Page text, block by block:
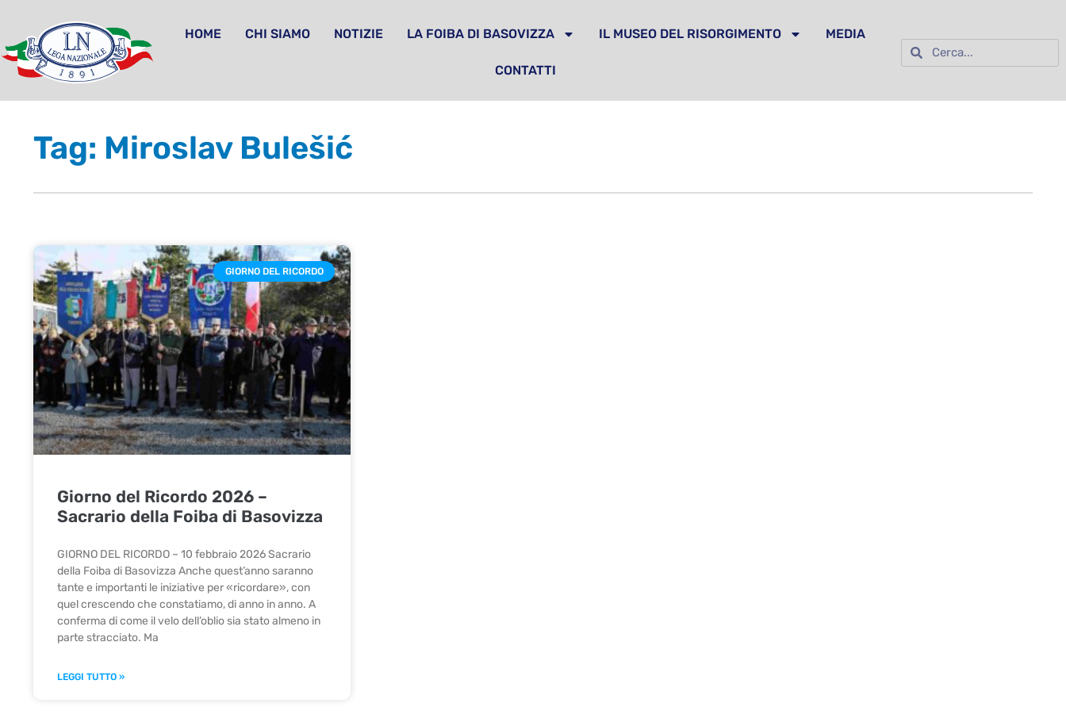
HOME CHI SIAMO NOTIZIE LA FOIBA DI BASOVIZZA IL MUSEO DEL RISORGIMENTO MEDIA
CONTATTI
Tag: Miroslav Bulešić
GIORNO DEL RICORDO
Giorno del Ricordo 2026 –
Sacrario della Foiba di Basovizza
GIORNO DEL RICORDO – 10 febbraio 2026 Sacrario
della Foiba di Basovizza Anche quest’anno saranno
tante e importanti le iniziative per «ricordare», con
quel crescendo che constatiamo, di anno in anno. A
conferma di come il velo dell’oblio sia stato almeno in
parte stracciato. Ma
LEGGI TUTTO »